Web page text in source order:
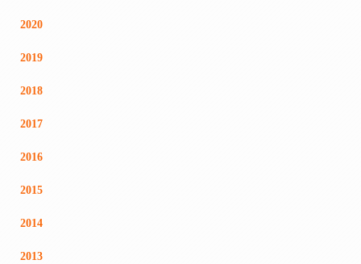
2020
2019
2018
2017
2016
2015
2014
2013